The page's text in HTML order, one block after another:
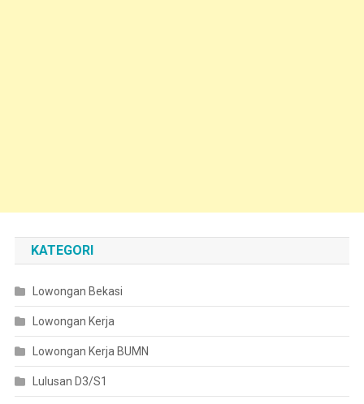
KATEGORI
Lowongan Bekasi
Lowongan Kerja
Lowongan Kerja BUMN
Lulusan D3/S1